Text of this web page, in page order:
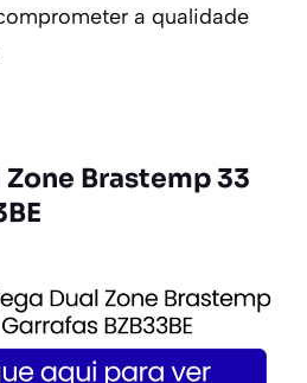
a qualidade
Zone Brastemp 33